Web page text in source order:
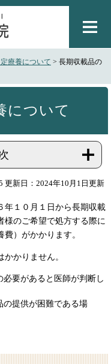
療養について > 長期収載品の
について
更新日：2024年10月1日更新
年１０月１日から長期収載
様のご希望で処方する際に
費）がかかります。
かりません。
要があると医師が判断し
の提供が困難である場